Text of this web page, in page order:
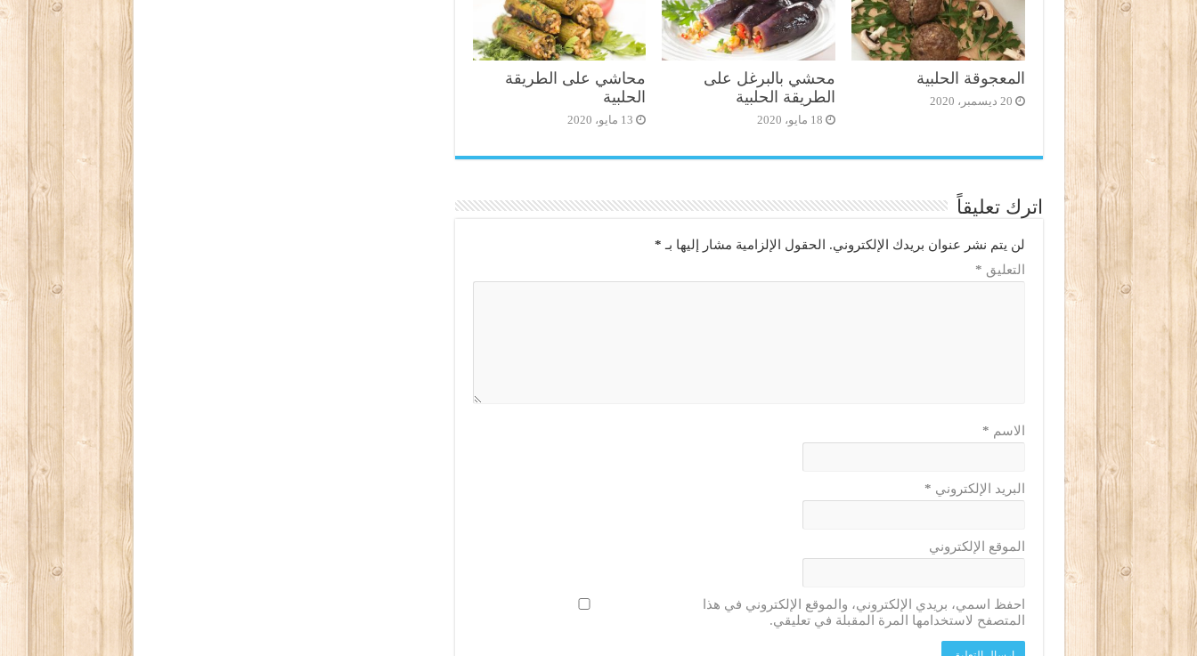
المعجوقة الحلبية
20 ديسمبر، 2020
محشي بالبرغل على
الطريقة الحلبية
18 مايو، 2020
محاشي على الطريقة
الحلبية
13 مايو، 2020
اترك تعليقاً
لن يتم نشر عنوان بريدك الإلكتروني. الحقول الإلزامية مشار إليها بـ *
التعليق *
الاسم *
البريد الإلكتروني *
الموقع الإلكتروني
احفظ اسمي، بريدي الإلكتروني، والموقع الإلكتروني في هذا
المتصفح لاستخدامها المرة المقبلة في تعليقي.